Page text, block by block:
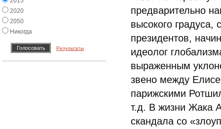
2020
2050
Никогда
Результаты
предварительно
высокого градуса,
президентов,
идеолог
выраженным
звено между
парижскими
т.д. В жизни Жака
скандала со